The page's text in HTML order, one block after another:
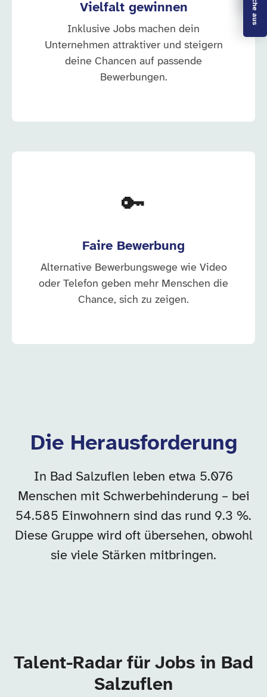
Vielfalt gewinnen
Inklusive Jobs machen dein
Unternehmen attraktiver und steigern
deine Chancen auf passende
Bewerbungen.
🔑
Faire Bewerbung
Alternative Bewerbungswege wie Video
oder Telefon geben mehr Menschen die
Chance, sich zu zeigen.
Die Herausforderung
In Bad Salzuflen leben etwa 5.076
Menschen mit Schwerbehinderung – bei
54.585 Einwohnern sind das rund 9.3 %.
Diese Gruppe wird oft übersehen, obwohl
sie viele Stärken mitbringen.
Talent-Radar für Jobs in Bad
Salzuflen